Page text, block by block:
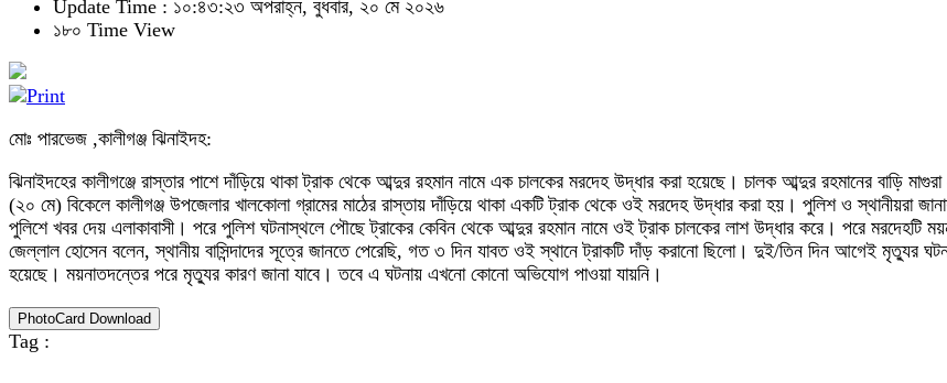
Update Time : ১০:৪৩:২৩ অপরাহ্ন, বুধবার, ২০ মে ২০২৬
১৮০ Time View
মোঃ পারভেজ ,কালীগঞ্জ ঝিনাইদহ:
ঝিনাইদহের কালীগঞ্জে রাস্তার পাশে দাঁড়িয়ে থাকা ট্রাক থেকে আব্দুর রহমান নামে এক চালকের মরদেহ উদ্ধার করা হয়েছে। চালক আব্দুর রহমানের বাড়ি
(২০ মে) বিকেলে কালীগঞ্জ উপজেলার খালকোলা গ্রামের মাঠের রাস্তায় দাঁড়িয়ে থাকা একটি ট্রাক থেকে ওই মরদেহ উদ্ধার করা হয়। পুলিশ ও স্থানীয়রা
পুলিশে খবর দেয় এলাকাবাসী। পরে পুলিশ ঘটনাস্থলে পৌছে ট্রাকের কেবিন থেকে আব্দুর রহমান নামে ওই ট্রাক চালকের লাশ উদ্ধার করে। পরে মরদেহটি
জেল্লাল হোসেন বলেন, স্থানীয় বাসিন্দাদের সূত্রে জানতে পেরেছি, গত ৩ দিন যাবত ওই স্থানে ট্রাকটি দাঁড় করানো ছিলো। দুই/তিন দিন আগেই মৃত্যুর
হয়েছে। ময়নাতদন্তের পরে মৃত্যুর কারণ জানা যাবে। তবে এ ঘটনায় এখনো কোনো অভিযোগ পাওয়া যায়নি।
PhotoCard Download
Tag :